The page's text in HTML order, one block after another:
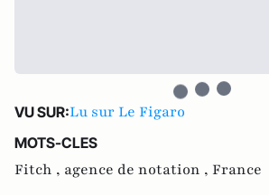
VU SUR:Lu sur Le Figaro
MOTS-CLES
Fitch , agence de notation , France